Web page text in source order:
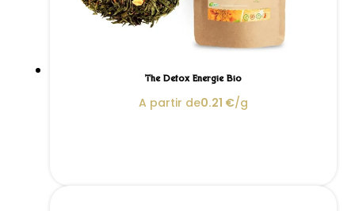
Thé Détox Énergie Bio
A partir de0.21 €/g